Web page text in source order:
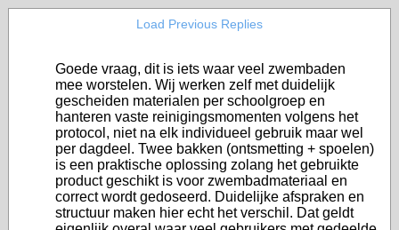
Load Previous Replies
Goede vraag, dit is iets waar veel zwembaden
mee worstelen. Wij werken zelf met duidelijk
gescheiden materialen per schoolgroep en
hanteren vaste reinigingsmomenten volgens het
protocol, niet na elk individueel gebruik maar wel
per dagdeel. Twee bakken (ontsmetting + spoelen)
is een praktische oplossing zolang het gebruikte
product geschikt is voor zwembadmateriaal en
correct wordt gedoseerd. Duidelijke afspraken en
structuur maken hier echt het verschil. Dat geldt